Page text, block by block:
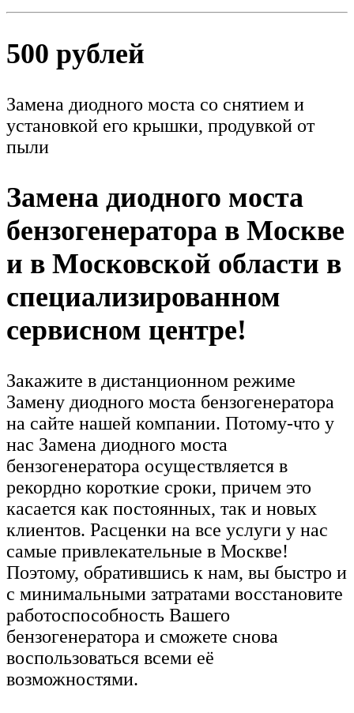
500 рублей
Замена диодного моста со снятием и
установкой его крышки, продувкой от
пыли
Замена диодного моста
бензогенератора в Москве
и в Московской области в
специализированном
сервисном центре!
Закажите в дистанционном режиме
Замену диодного моста бензогенератора
на сайте нашей компании. Потому-что у
нас Замена диодного моста
бензогенератора осуществляется в
рекордно короткие сроки, причем это
касается как постоянных, так и новых
клиентов. Расценки на все услуги у нас
самые привлекательные в Москве!
Поэтому, обратившись к нам, вы быстро и
с минимальными затратами восстановите
работоспособность Вашего
бензогенератора и сможете снова
воспользоваться всеми её
возможностями.